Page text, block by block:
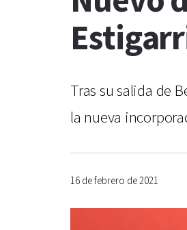
Tras su salida de
la nueva
16 de febrero de 2021